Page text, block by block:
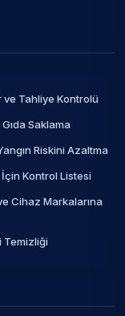
ve Tahliye Kontrolü
Saklama
Riskini Azaltma
İçin Kontrol Listesi
Cihaz Markalarına
Temizliği